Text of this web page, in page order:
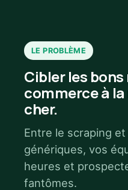
LE PROBLÈME
Cibler les
commerce à
cher.
Entre le scraping
génériques, vos
heures et
fantômes.